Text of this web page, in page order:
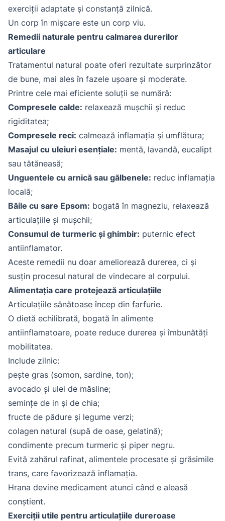
exerciții adaptate și constanță zilnică.
Un corp în mișcare este un corp viu.
Remedii naturale pentru calmarea durerilor
articulare
Tratamentul natural poate oferi rezultate surprinzător
de bune, mai ales în fazele ușoare și moderate.
Printre cele mai eficiente soluții se numără:
Compresele calde: relaxează mușchii și reduc
rigiditatea;
Compresele reci: calmează inflamația și umflătura;
Masajul cu uleiuri esențiale: mentă, lavandă, eucalipt
sau tătăneasă;
Unguentele cu arnică sau gălbenele: reduc inflamația
locală;
Băile cu sare Epsom: bogată în magneziu, relaxează
articulațiile și mușchii;
Consumul de turmeric și ghimbir: puternic efect
antiinflamator.
Aceste remedii nu doar ameliorează durerea, ci și
susțin procesul natural de vindecare al corpului.
Alimentația care protejează articulațiile
Articulațiile sănătoase încep din farfurie.
O dietă echilibrată, bogată în alimente
antiinflamatoare, poate reduce durerea și îmbunătăți
mobilitatea.
Include zilnic:
pește gras (somon, sardine, ton);
avocado și ulei de măsline;
semințe de in și de chia;
fructe de pădure și legume verzi;
colagen natural (supă de oase, gelatină);
condimente precum turmeric și piper negru.
Evită zahărul rafinat, alimentele procesate și grăsimile
trans, care favorizează inflamația.
Hrana devine medicament atunci când e aleasă
conștient.
Exerciții utile pentru articulațiile dureroase